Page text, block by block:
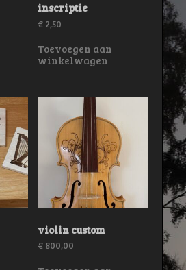
inscriptie
€2,50
Toevoegen aan
winkelwagen
violin custom
€800,00